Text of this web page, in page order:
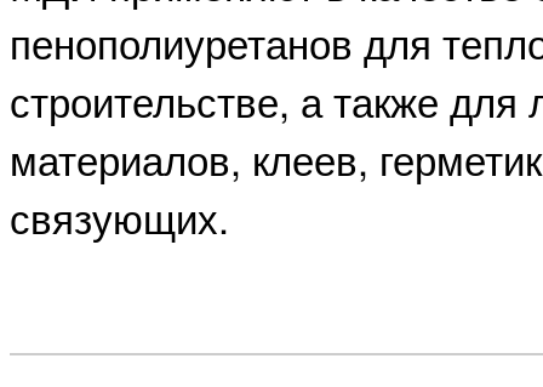
пенополиуретанов для
строительстве, а также для
материалов, клеев,
связующих.